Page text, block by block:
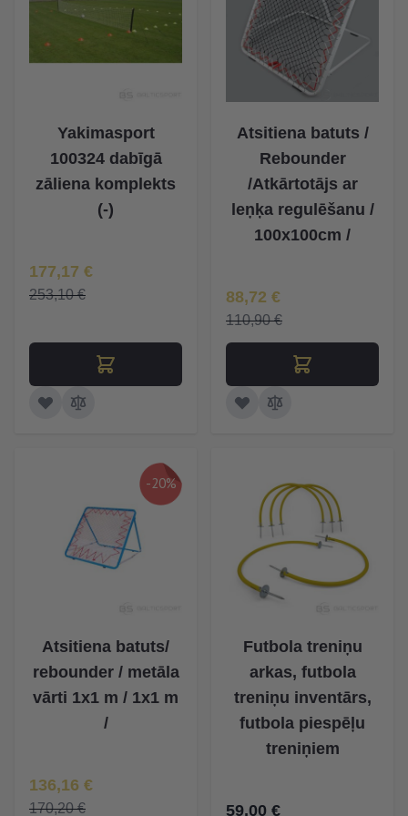
Yakimasport
100324 dabīgā
zāliena komplekts
(-)
Īpaša Cena
177,17 €
253,10 €
Atsitiena batuts /
Rebounder
/Atkārtotājs ar
leņķa regulēšanu /
100x100cm /
Īpaša Cena
88,72 €
110,90 €
-20%
Atsitiena batuts/
rebounder / metāla
vārti 1x1 m / 1x1 m
/
Īpaša Cena
136,16 €
170,20 €
Futbola treniņu
arkas, futbola
treniņu inventārs,
futbola piespēļu
treniņiem
59,00 €